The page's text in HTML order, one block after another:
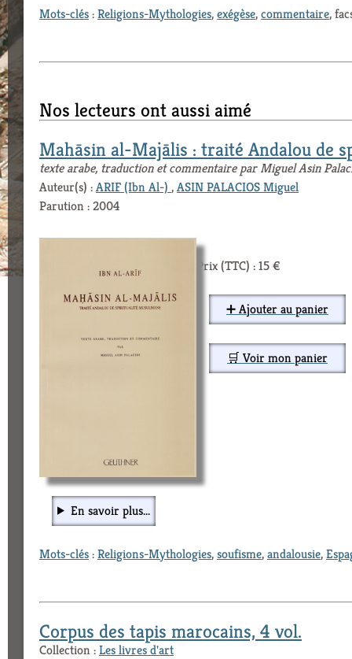
Mots-clés:Religions-Mythologies,exégèse,commentaire,
Nos lecteurs ont aussi aimé
Mahāsin al-Majālis : traité Andalou de
texte arabe, traduction et commentaire par Miguel Asin
Auteur(s) :ARIF (Ibn Al-) ,ASIN PALACIOS Miguel
Parution : 2004
Prix (TTC) : 15 €
➕ Ajouter au panier
🛒 Voir mon panier
En savoir plus...
Mots-clés:Religions-Mythologies,soufisme,andalousie,
Corpus des tapis marocains, 4 vol.
Collection :Les livres d'art